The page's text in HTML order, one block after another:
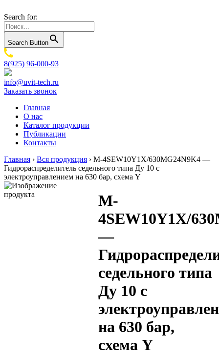
Search for:
Search Button
8(925) 96-000-93
info@uvit-tech.ru
Заказать звонок
Главная
О нас
Каталог продукции
Публикации
Контакты
Главная › Вся продукция › M-4SEW10Y1X/630MG24N9K4 —
Гидрораспределитель седельного типа Ду 10 с
электроуправлением на 630 бар, схема Y
M-
4SEW10Y1X/
—
седельного типа
Ду 10 с
на 630 бар,
схема Y